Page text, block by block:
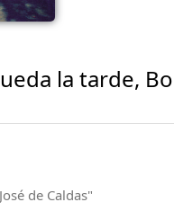
la tarde,
de Caldas"